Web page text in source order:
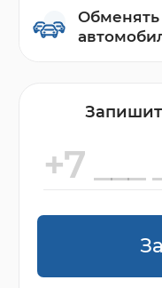
Обменять